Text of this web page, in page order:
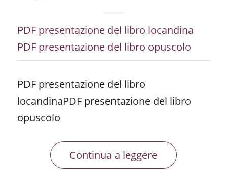
PDF presentazione del libro locandina
PDF presentazione del libro opuscolo
PDF presentazione del libro
locandinaPDF presentazione del libro
opuscolo
Continua a leggere